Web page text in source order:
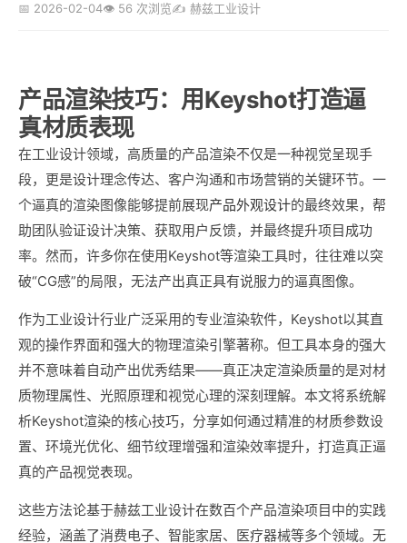
📅 2026-02-04👁️ 56 次浏览✍️ 赫兹工业设计
产品渲染技巧：用Keyshot打造逼
真材质表现
在工业设计领域，高质量的产品渲染不仅是一种视觉呈现手
段，更是设计理念传达、客户沟通和市场营销的关键环节。一
个逼真的渲染图像能够提前展现产品外观设计的最终效果，帮
助团队验证设计决策、获取用户反馈，并最终提升项目成功
率。然而，许多你在使用Keyshot等渲染工具时，往往难以突
破“CG感”的局限，无法产出真正具有说服力的逼真图像。
作为工业设计行业广泛采用的专业渲染软件，Keyshot以其直
观的操作界面和强大的物理渲染引擎著称。但工具本身的强大
并不意味着自动产出优秀结果——真正决定渲染质量的是对材
质物理属性、光照原理和视觉心理的深刻理解。本文将系统解
析Keyshot渲染的核心技巧，分享如何通过精准的材质参数设
置、环境光优化、细节纹理增强和渲染效率提升，打造真正逼
真的产品视觉表现。
这些方法论基于赫兹工业设计在数百个产品渲染项目中的实践
经验，涵盖了消费电子、智能家居、医疗器械等多个领域。无